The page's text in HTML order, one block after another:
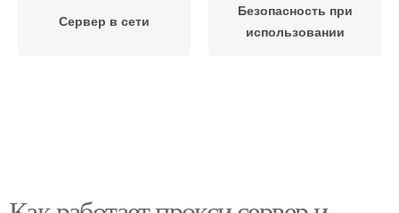
Сервер в сети
Безопасность при
использовании